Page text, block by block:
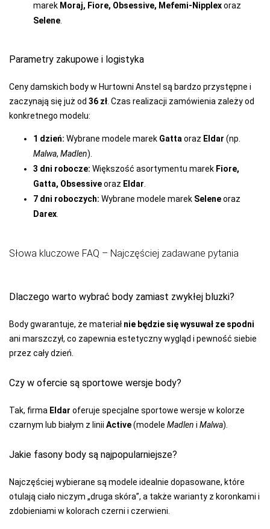
marek Moraj, Fiore, Obsessive, Mefemi-Nipplexoraz
Selene
Parametry zakupowe i logistyka
Ceny damskich body w Hurtowni Anstel są bardzo przystępne i
zaczynają się już od 36 zł . Czas realizacji zamówienia zależy od
konkretnego modelu:
1 dzień: Wybrane modele marek Gatta oraz Eldar (np.
Malwa, Madlen).
3 dni robocze: Większość asortymentu marek Fiore,
Gatta, Obsessiveoraz Eldar
7 dni roboczych: Wybrane modele marek Seleneoraz
Darex
Słowa kluczowe FAQ – Najczęściej zadawane pytania
Dlaczego warto wybrać body zamiast zwykłej bluzki?
Body gwarantuje, że materiał nie będzie się wysuwał ze spodni
ani marszczył, co zapewnia estetyczny wygląd i pewność siebie
przez cały dzień.
Czy w ofercie są sportowe wersje body?
Tak, firma Eldar oferuje specjalne sportowe wersje w kolorze
czarnym lub białym z linii Active(modele Madlen i Malwa).
Jakie fasony body są najpopularniejsze?
Najczęściej wybierane są modele idealnie dopasowane, które
otulają ciało niczym „druga skóra”, a także warianty z koronkami i
zdobieniami w kolorach czerni i czerwieni.